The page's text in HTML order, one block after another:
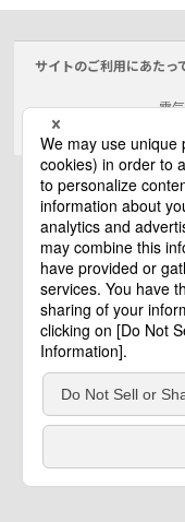
サイトのご利用にあたっ
電